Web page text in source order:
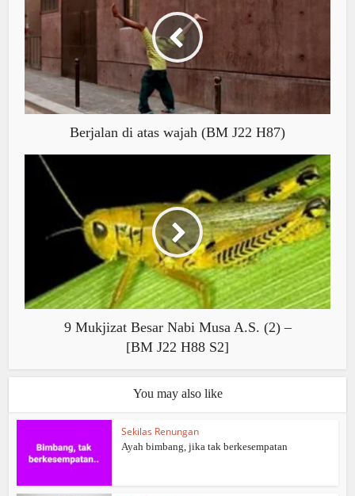
Berjalan di atas wajah (BM J22 H87)
9 Mukjizat Besar Nabi Musa A.S. (2) –
[BM J22 H88 S2]
You may also like
Sekilas Renungan
Ayah bimbang, jika tak berkesempatan